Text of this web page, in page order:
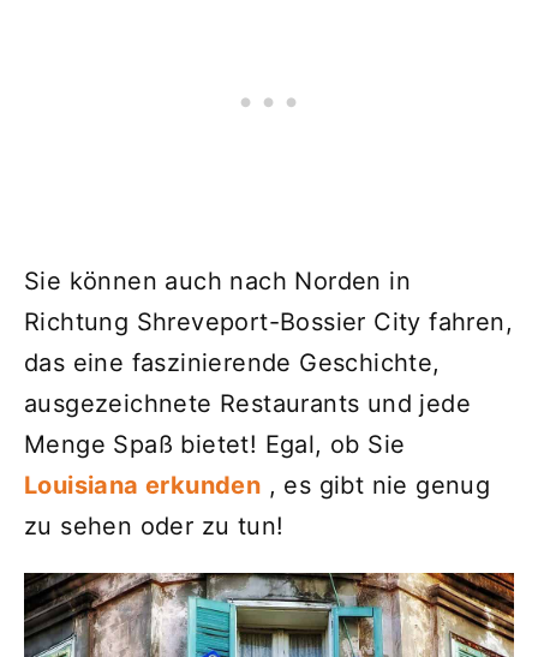
Sie können auch nach Norden in
Richtung Shreveport-Bossier City fahren,
das eine faszinierende Geschichte,
ausgezeichnete Restaurants und jede
Menge Spaß bietet! Egal, ob Sie
Louisiana erkunden , es gibt nie genug
zu sehen oder zu tun!